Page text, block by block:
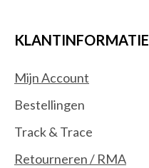
KLANTINFORMATIE
Mijn Account
Bestellingen
Track & Trace
Retourneren / RMA